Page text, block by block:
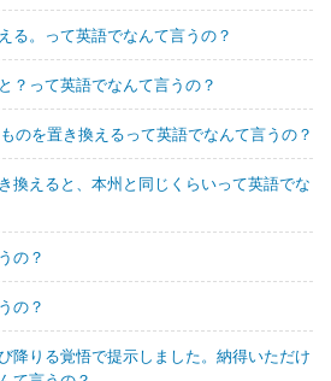
る。って英語でなんて言うの？
？って英語でなんて言うの？
のを置き換えるって英語でなんて言うの？
換えると、本州と同じくらいって英語でな
の？
の？
降りる覚悟で提示しました。納得いただけ